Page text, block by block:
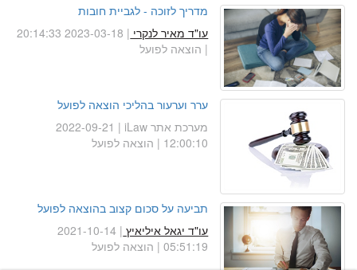
מדריך לזוכה - לגביית חובות
עו"ד מאיר לנקרי
| 2023-03-18 20:14:33
| הוצאה לפועל
ערר וערעור בהליכי הוצאה לפועל
מערכת אתר iLaw
| 2022-09-21
12:00:10 | הוצאה לפועל
תביעה על סכום קצוב בהוצאה לפועל
עו"ד יגאל איליאיץ | 2021-10-14
05:51:19 | הוצאה לפועל